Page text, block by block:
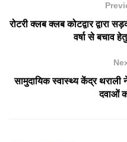
रोटरी क्लब क्लब कोटद्वार द्वारा
वर्षा से बचाव
सामुदायिक स्वास्थ्य केंद्र थराली
दवाओं